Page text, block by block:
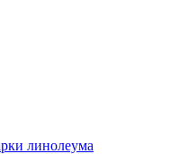
линолеума